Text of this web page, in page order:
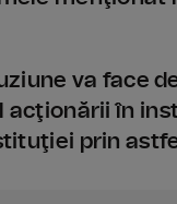
va face
acţionării în
prin